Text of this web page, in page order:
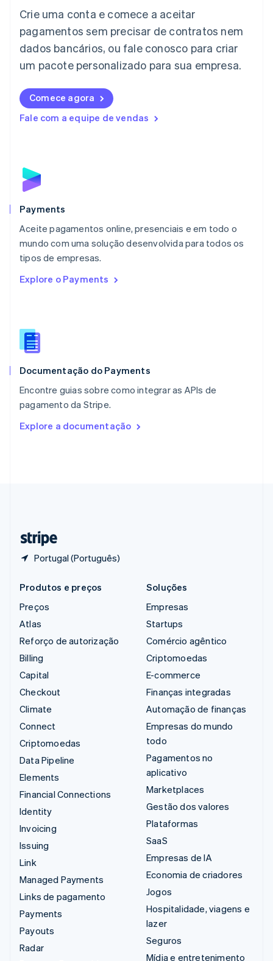
Crie uma conta e comece a aceitar
pagamentos sem precisar de contratos nem
dados bancários, ou fale conosco para criar
um pacote personalizado para sua empresa.
Comece agora
Fale com a equipe de vendas
Payments
Aceite pagamentos online, presenciais e em todo o
mundo com uma solução desenvolvida para todos os
tipos de empresas.
Explore o Payments
Documentação do Payments
Encontre guias sobre como integrar as APIs de
pagamento da Stripe.
Explore a documentação
Portugal (Português)
Italiano English
日本語English
Letônia
Liechtenstein
Lituânia
English
Luxemburgo
Malta
English
EspañolEnglish
English
Nova Zelândia
English
NederlandsEnglish
Português
RAE de Hong Kong, China
Reino Unido
República Tcheca
English
English
Produtos e preços
Preços
Atlas
Reforço de autorização
Billing
Capital
Checkout
Climate
Connect
Criptomoedas
Data Pipeline
Elements
Financial Connections
Identity
Invoicing
Issuing
Link
Managed Payments
Links de pagamento
Payments
Payouts
Radar
Soluções
Empresas
Startups
Comércio agêntico
Criptomoedas
E-commerce
Finanças integradas
Automação de finanças
Empresas do mundo
todo
Pagamentos no
aplicativo
Marketplaces
Gestão dos valores
Plataformas
SaaS
Empresas de IA
Economia de criadores
Jogos
Hospitalidade, viagens e
lazer
Seguros
Mídia e entretenimento